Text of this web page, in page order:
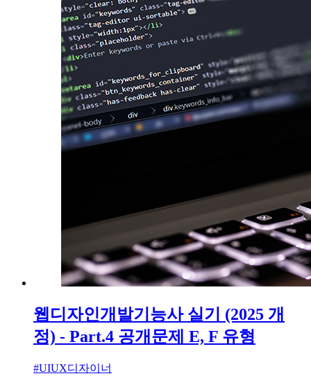
웹디자인개발기능사 실기 (2025 개
정) - Part.4 공개문제 E, F 유형
#UIUX디자이너